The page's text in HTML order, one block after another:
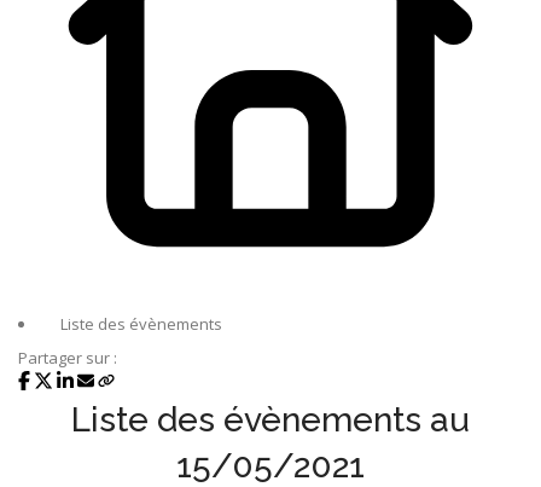
Liste des évènements
Partager sur :
Liste des évènements au
15/05/2021